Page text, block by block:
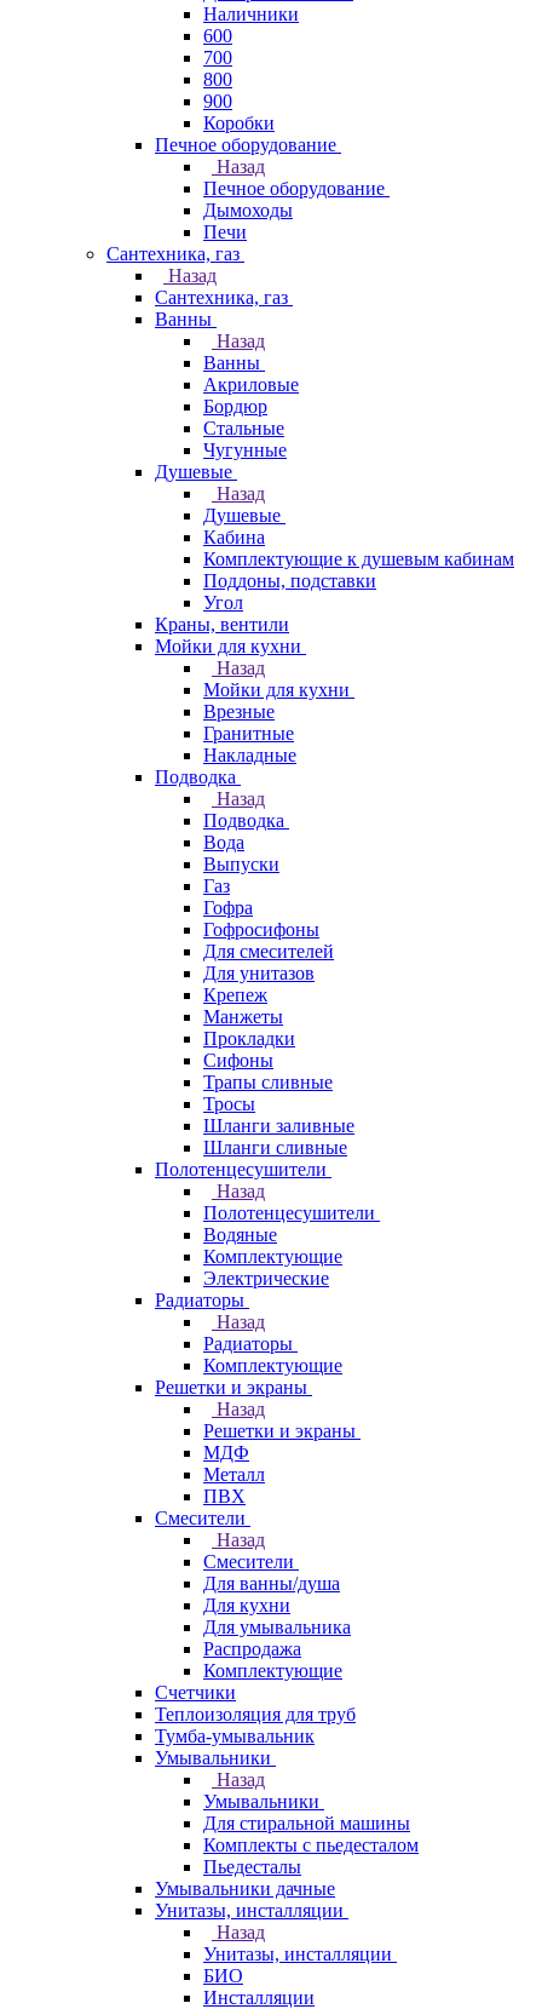
Наличники
600
700
800
900
Коробки
Печное оборудование
Назад
Печное оборудование
Дымоходы
Печи
Сантехника, газ
Назад
Сантехника, газ
Ванны
Назад
Ванны
Акриловые
Бордюр
Стальные
Чугунные
Душевые
Назад
Душевые
Кабина
Комплектующие к душевым кабинам
Поддоны, подставки
Угол
Краны, вентили
Мойки для кухни
Назад
Мойки для кухни
Врезные
Гранитные
Накладные
Подводка
Назад
Подводка
Вода
Выпуски
Газ
Гофра
Гофросифоны
Для смесителей
Для унитазов
Крепеж
Манжеты
Прокладки
Сифоны
Трапы сливные
Тросы
Шланги заливные
Шланги сливные
Полотенцесушители
Назад
Полотенцесушители
Водяные
Комплектующие
Электрические
Радиаторы
Назад
Радиаторы
Комплектующие
Решетки и экраны
Назад
Решетки и экраны
МДФ
Металл
ПВХ
Смесители
Назад
Смесители
Для ванны/душа
Для кухни
Для умывальника
Распродажа
Комплектующие
Счетчики
Теплоизоляция для труб
Тумба-умывальник
Умывальники
Назад
Умывальники
Для стиральной машины
Комплекты с пьедесталом
Пьедесталы
Умывальники дачные
Унитазы, инсталляции
Назад
Унитазы, инсталляции
БИО
Инсталляции